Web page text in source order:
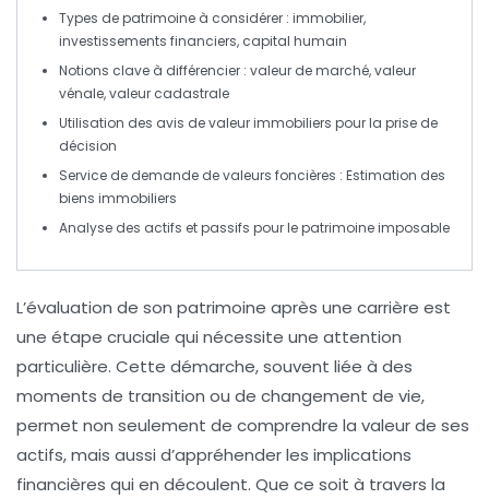
Types de patrimoine à considérer : immobilier,
investissements financiers, capital humain
Notions clave à différencier : valeur de marché,valeur
vénale,valeur cadastrale
Utilisation des avis de valeur immobiliers pour la prise de
décision
Service de demande de valeurs foncières : Estimation des
biens immobiliers
Analyse des actifs etpassifs pour le patrimoine imposable
L’évaluation de son patrimoine après une carrière est
une étape cruciale qui nécessite une attention
particulière. Cette démarche, souvent liée à des
moments de transition ou de changement de vie,
permet non seulement de comprendre la valeur de ses
actifs, mais aussi d’appréhender les implications
financières qui en découlent. Que ce soit à travers la